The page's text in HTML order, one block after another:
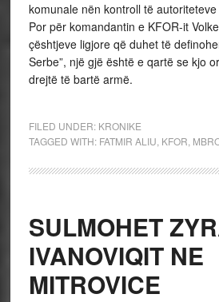
komunale nën kontroll të autoriteteve
Por për komandantin e KFOR-it
çështjeve ligjore që duhet të
Serbe”, një gjë është e qartë se kjo
drejtë të bartë armë.
FILED UNDER: KRONIKE
TAGGED WITH: FATMIR ALIU KFOR
SULMOHET
IVANOVIQIT NE
MITROVICE